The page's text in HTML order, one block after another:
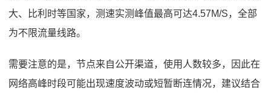
大、比利时等国家，测速实测峰值最高可达4.57M/S，全部
为不限流量线路。
需要注意的是，节点来自公开渠道，使用人数较多，因此在
网络高峰时段可能出现速度波动或短暂断连情况，建议结合